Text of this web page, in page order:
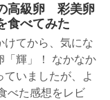
高級卵 彩美卵
食べてみた
けてから、気にな
「輝」！ なかなか
いましたが、よ
べた感想をレビ